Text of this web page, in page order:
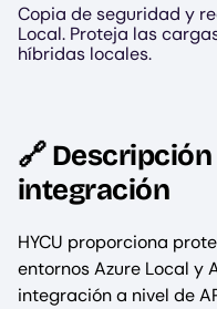
Copia de seguridad y
Local. Proteja las
híbridas locales.
🔗
integración
HYCU proporciona
entornos Azure Local y
integración a nivel de